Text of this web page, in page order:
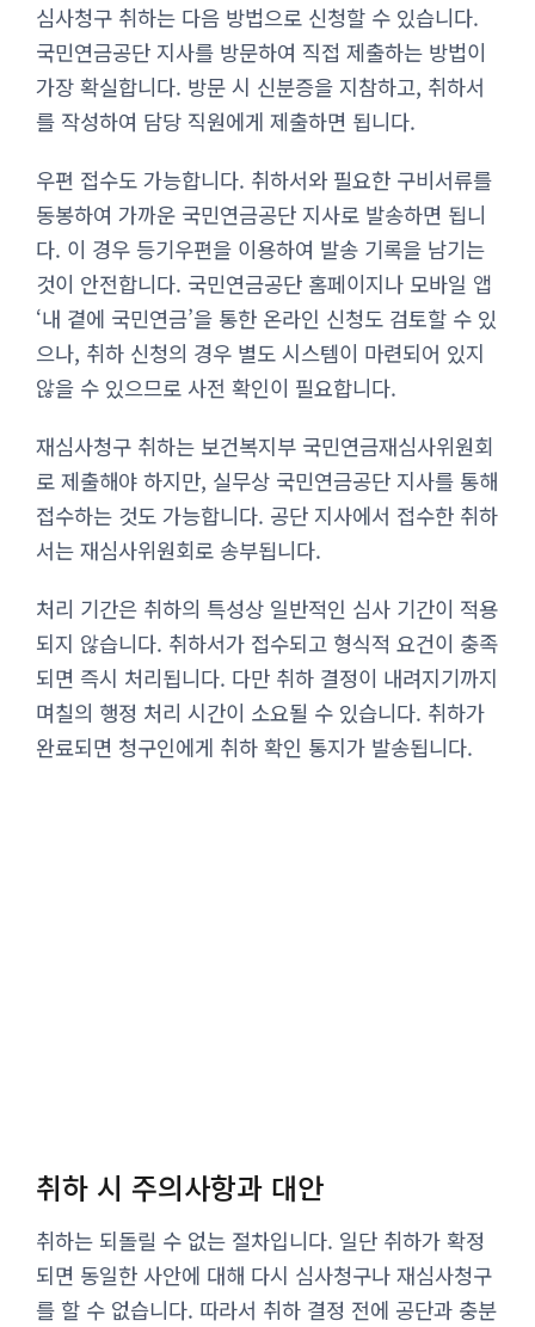
심사청구 취하는 다음 방법으로 신청할 수 있습니다.
국민연금공단 지사를 방문하여 직접 제출하는 방법이
가장 확실합니다. 방문 시 신분증을 지참하고, 취하서
를 작성하여 담당 직원에게 제출하면 됩니다.
우편 접수도 가능합니다. 취하서와 필요한 구비서류를
동봉하여 가까운 국민연금공단 지사로 발송하면 됩니
다. 이 경우 등기우편을 이용하여 발송 기록을 남기는
것이 안전합니다. 국민연금공단 홈페이지나 모바일 앱
‘내 곁에 국민연금’을 통한 온라인 신청도 검토할 수 있
으나, 취하 신청의 경우 별도 시스템이 마련되어 있지
않을 수 있으므로 사전 확인이 필요합니다.
재심사청구 취하는 보건복지부 국민연금재심사위원회
로 제출해야 하지만, 실무상 국민연금공단 지사를 통해
접수하는 것도 가능합니다. 공단 지사에서 접수한 취하
서는 재심사위원회로 송부됩니다.
처리 기간은 취하의 특성상 일반적인 심사 기간이 적용
되지 않습니다. 취하서가 접수되고 형식적 요건이 충족
되면 즉시 처리됩니다. 다만 취하 결정이 내려지기까지
며칠의 행정 처리 시간이 소요될 수 있습니다. 취하가
완료되면 청구인에게 취하 확인 통지가 발송됩니다.
취하 시 주의사항과 대안
취하는 되돌릴 수 없는 절차입니다. 일단 취하가 확정
되면 동일한 사안에 대해 다시 심사청구나 재심사청구
를 할 수 없습니다. 따라서 취하 결정 전에 공단과 충분